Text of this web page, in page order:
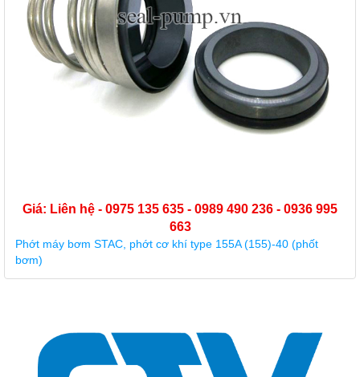
Giá: Liên hệ - 0975 135 635 - 0989 490 236 - 0936 995
663
Phớt máy bơm, phớt cơ khí bơm Grundfos CR 3-23